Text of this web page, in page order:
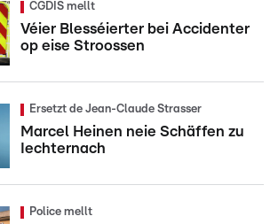
CGDIS mellt
Véier Blesséierter bei Accidenter
op eise Stroossen
Ersetzt de Jean-Claude Strasser
Marcel Heinen neie Schäffen zu
Iechternach
Police mellt